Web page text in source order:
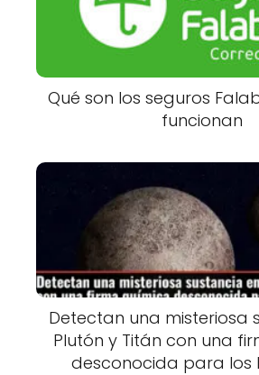
Qué son los seguros
funcionan
Detectan una misteriosa
Plutón y Titán con una
desconocida para los